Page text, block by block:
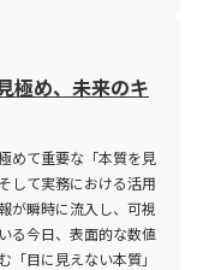
区別し、前提条件を
う言えるのか」「次
ある。 論理的思考力
くなり、仕事の優先
の意見を根拠ととも
提案、チーム内での合
を得やすくなる。 た
して、すぐに「広告を
的な検討とは言えな
極め、未来のキ
めて重要な「本質を見
して実務における活用
が瞬時に流入し、可視
る今日、表面的な数値
目に見えない本質」